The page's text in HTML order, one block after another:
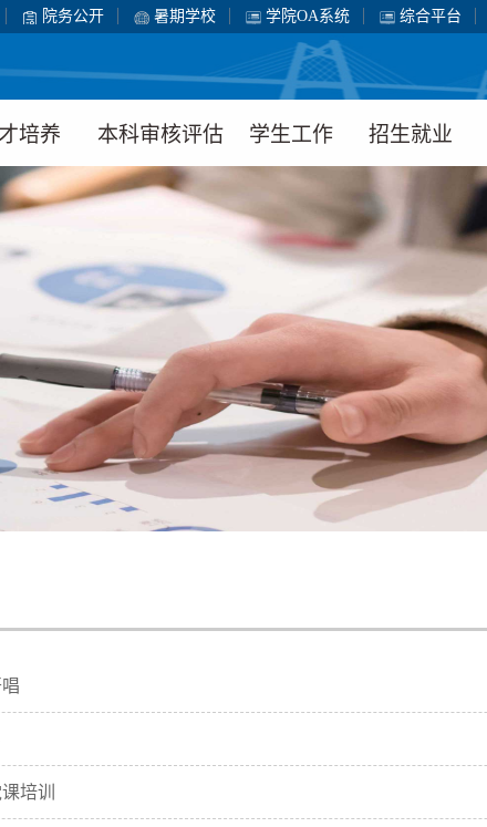
院务公开 暑期学校 学院OA系统 综合平台
培养
生教育
生教育
教学中心
本科审核评估
工作动态
学校动态
典型案例
资料下载
学生工作
学工在线
学生党建
日常管理
团学工作
心理健康教育
招生就业
就业服务
培训